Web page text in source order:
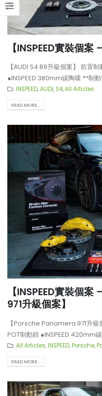
【INSPEED實裝個案
【AUDI S4 B9升級個案】 前置
●INSPEED 380mm碳陶碟 **制
INSPEED,AUDI, S4,All Articles
READ MORE...
【INSPEED實裝個
971升級個案】
【Porsche Panamera 971升級
POT制動鉗 ●INSPEED 420mm
All Articles,INSPEED,Porsche,
READ MORE...